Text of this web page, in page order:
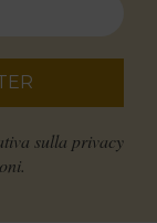
sulla privacy